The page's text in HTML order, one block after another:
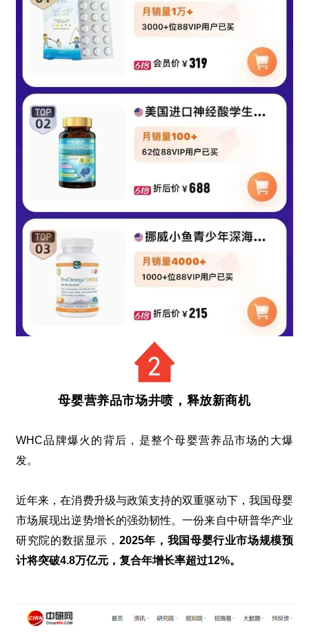
母婴营养品市场井喷，释放新商机
WHC品牌爆火的背后，是整个母婴营养品市场的大爆
发。
近年来，在消费升级与政策支持的双重驱动下，我国母婴
市场展现出逆势增长的强劲韧性。一份来自中研普华产业
研究院的数据显示， 2025年，我国母婴行业市场规模预
计将突破4.8万亿元，复合年增长率超过12%。